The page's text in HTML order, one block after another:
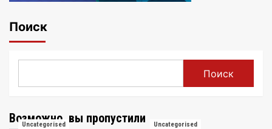
Поиск
Поиск
Возможно, вы пропустили
Uncategorised Uncategorised